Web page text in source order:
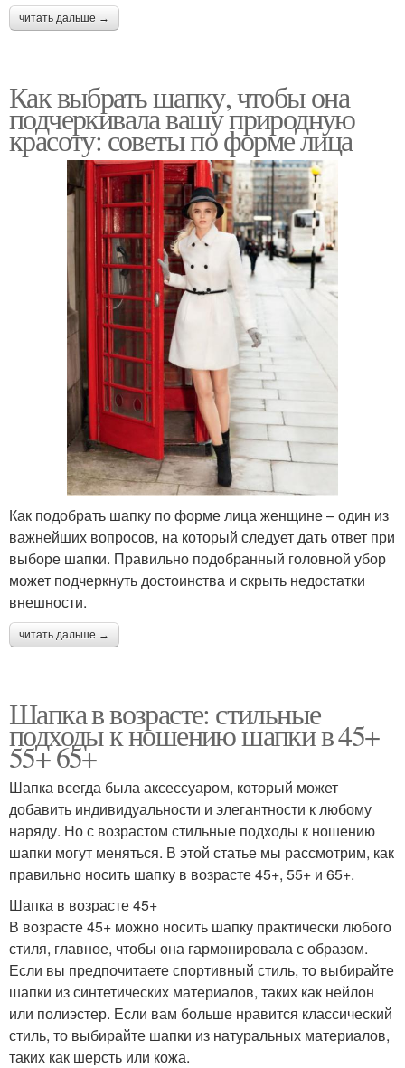
читать дальше →
Как выбрать шапку, чтобы она
подчеркивала вашу природную
красоту: советы по форме лица
Как подобрать шапку по форме лица женщине – один из
важнейших вопросов, на который следует дать ответ при
выборе шапки. Правильно подобранный головной убор
может подчеркнуть достоинства и скрыть недостатки
внешности.
читать дальше →
Шапка в возрасте: стильные
подходы к ношению шапки в 45+
55+ 65+
Шапка всегда была аксессуаром, который может
добавить индивидуальности и элегантности к любому
наряду. Но с возрастом стильные подходы к ношению
шапки могут меняться. В этой статье мы рассмотрим, как
правильно носить шапку в возрасте 45+, 55+ и 65+.
Шапка в возрасте 45+
В возрасте 45+ можно носить шапку практически любого
стиля, главное, чтобы она гармонировала с образом.
Если вы предпочитаете спортивный стиль, то выбирайте
шапки из синтетических материалов, таких как нейлон
или полиэстер. Если вам больше нравится классический
стиль, то выбирайте шапки из натуральных материалов,
таких как шерсть или кожа.